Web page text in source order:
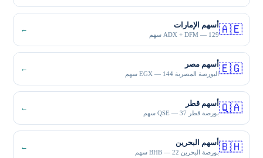
🇦🇪أسهم الإمارات
ADX + DFM — 129 سهم
←
🇪🇬أسهم مصر
البورصة المصرية EGX — 144 سهم
←
🇶🇦أسهم قطر
بورصة قطر QSE — 37 سهم
←
🇧🇭أسهم البحرين
بورصة البحرين BHB — 22 سهم
←